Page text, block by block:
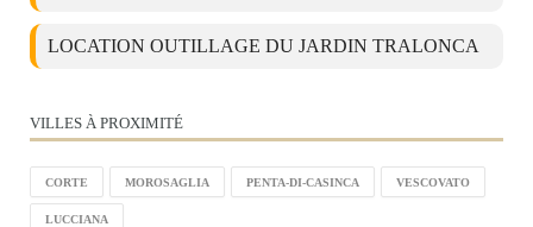
LOCATION OUTILLAGE DU JARDIN TRALONCA
VILLES À PROXIMITÉ
CORTE MOROSAGLIA PENTA-DI-CASINCA VESCOVATO
LUCCIANA